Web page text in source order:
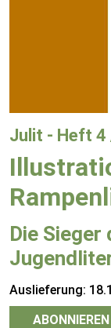
Julit - Heft 4
Die Sieger
Auslieferung: